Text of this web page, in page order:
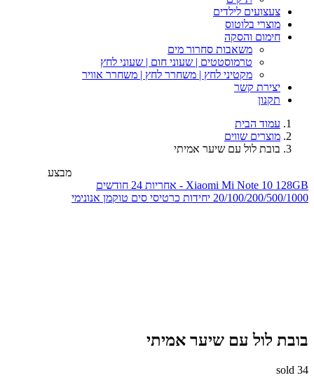
צעצועים לילדים
מוצרי בלוטוס
חימום והסקה
משאבות סחרור מים
טרמוסטטים | שעוני חום | שעוני לחץ
מקטיני לחץ | משחרר לחץ | משחרר אוויר
יצירת קשר
תקנון
עמוד הבית
מוצרים שווים
בובת לול עם שיער אמיתי
Xiaomi Mi Note 10 128GB - אחריות 24 חודשים
20/100/200/500/1000 יחידות כרטיסי סים טוקמן אנונימי
מבצע
בובת לול עם שיער אמיתי
34
sold